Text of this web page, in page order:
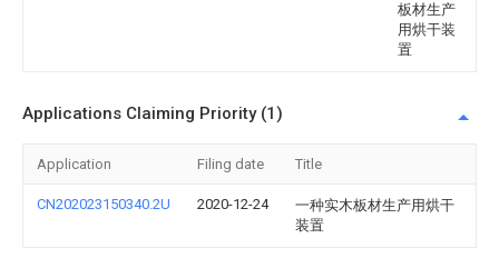
板材生产
用烘干装
置
Applications Claiming Priority (1)
Application Filing date Title
CN202023150340.2U 2020-12-24
一种实木板材生产用烘干
装置